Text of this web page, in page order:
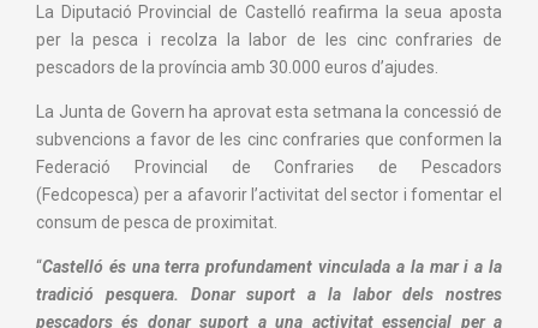
La Diputació Provincial de Castelló reafirma la seua aposta
per la pesca i recolza la labor de les cinc confraries de
pescadors de la província amb 30.000 euros d’ajudes.
La Junta de Govern ha aprovat esta setmana la concessió de
subvencions a favor de les cinc confraries que conformen la
Federació Provincial de Confraries de Pescadors
(Fedcopesca) per a afavorir l’activitat del sector i fomentar el
consum de pesca de proximitat.
“Castelló és una terra profundament vinculada a la mar i a la
tradició pesquera. Donar suport a la labor dels nostres
pescadors és donar suport a una activitat essencial per a